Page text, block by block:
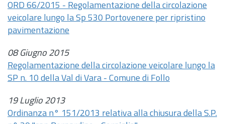
ORD 66/2015 - Regolamentazione della circolazione
veicolare lungo la Sp 530 Portovenere per ripristino
pavimentazione
08 Giugno 2015
Regolamentazione della circolazione veicolare lungo la
SP n. 10 della Val di Vara - Comune di Follo
19 Luglio 2013
Ordinanza n° 151/2013 relativa alla chiusura della S.P.